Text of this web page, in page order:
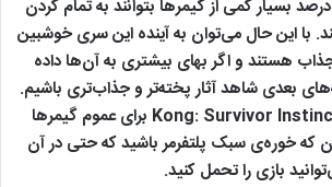
بسیار کمی از گیمرها بتوانند به تمام کردن
با این حال می‌توان به آینده این سری خوشبین
هستند و اگر بهای بیشتری به آن‌ها داده
بعدی شاهد آثار پخته‌تر و جذاب‌تری باشیم.
اما تا آن زمان تجربه Kong: Survivor Instinct برای عموم گیمرها
که خوره‌ی سبک پلتفرمر باشید که حتی در آن
بازی را تحمل کنید.